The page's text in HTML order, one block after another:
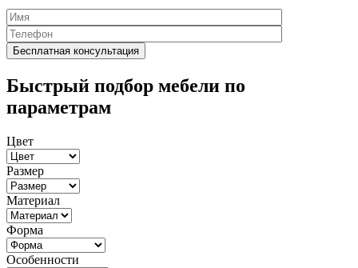
Быстрый подбор мебели по
параметрам
Цвет
Размер
Материал
Форма
Особенности